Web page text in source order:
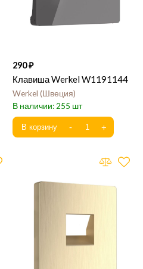
290
Клавиша Werkel W1191144
Werkel Швеция
255